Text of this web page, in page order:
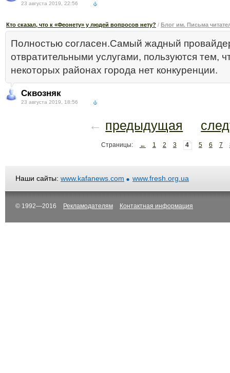
23 августа 2019, 22:56
Кто сказал, что к «Феонету» у людей вопросов нету? / Блог им. Письма
Полностью согласен.Самый жадный
отвратительными услугами, пользуются тем,
некоторых районах города нет конкуренции.
Сквозняк
23 августа 2019, 18:56
← предыдущая
Страницы: ← 1 2 3 4 5 6 7
Наши сайты: www.kafanews.com www.fresh.org.ua
© 1992—2016 Рекламодателям Контактная информация